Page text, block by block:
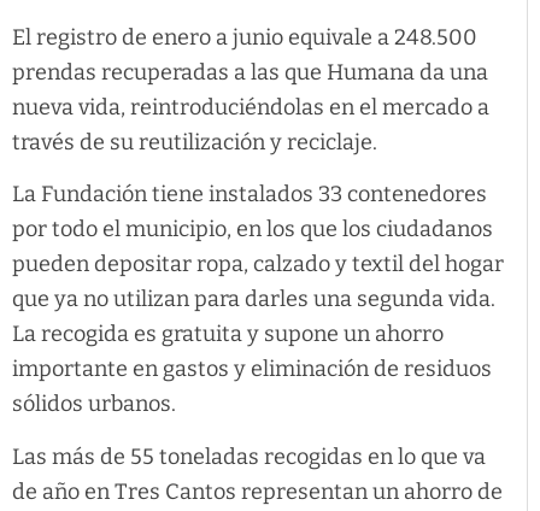
El registro de enero a junio equivale a 248.500
prendas recuperadas a las que Humana da una
nueva vida, reintroduciéndolas en el mercado a
través de su reutilización y reciclaje.
La Fundación tiene instalados 33 contenedores
por todo el municipio, en los que los ciudadanos
pueden depositar ropa, calzado y textil del hogar
que ya no utilizan para darles una segunda vida.
La recogida es gratuita y supone un ahorro
importante en gastos y eliminación de residuos
sólidos urbanos.
Las más de 55 toneladas recogidas en lo que va
de año en Tres Cantos representan un ahorro de